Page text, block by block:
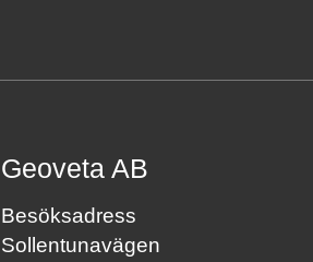
Geoveta AB
Besöksadress
Sollentunavägen